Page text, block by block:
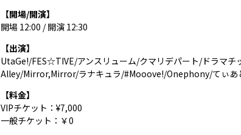
【開場/開演】
開場 12:00 / 開演 12:30
【出演】
UtaGe!/FES☆TIVE/アンスリューム/クマリデパート/ドラマ
Alley/Mirror,Mirror/ラナキュラ/#Mooove!/Onephony/てぃあ
【料金】
VIPチケット：¥7,000
一般チケット：￥0